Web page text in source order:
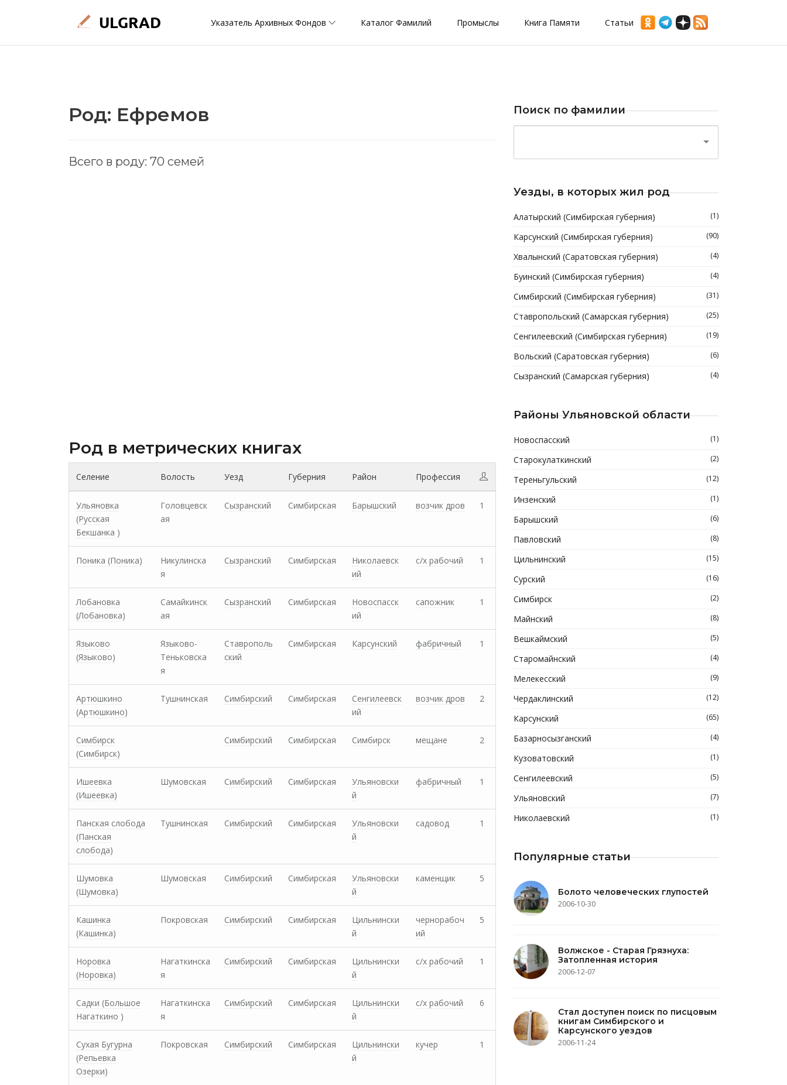
Указатель Архивных Фондов Каталог Фамилий Промыслы Книга Памяти Статьи
Род: Ефремов
Всего в роду: 70 семей
Род в метрических книгах
Селение Волость Уезд Губерния Район Профессия
Ульяновка
(Русская
Бекшанка )
Головцевск
ая
Сызранский Симбирская Барышский возчик дров 1
Поника (Поника)
Никулинска
я
Сызранский Симбирская
Николаевск
ий
с/х рабочий 1
Лобановка
(Лобановка)
Самайкинск
ая
Сызранский Симбирская
Новоспасск
ий
сапожник 1
Языково
(Языково)
Языково-
Теньковска
я
Ставрополь
ский
Симбирская Карсунский фабричный 1
Артюшкино
(Артюшкино)
Тушнинская Симбирский Симбирская
Сенгилеевск
ий
возчик дров 2
Симбирск
(Симбирск)
Симбирский Симбирская Симбирск мещане 2
Ишеевка
(Ишеевка)
Шумовская Симбирский Симбирская
Ульяновски
й
фабричный 1
Панская слобода
(Панская
слобода)
Тушнинская Симбирский Симбирская
Ульяновски
й
садовод 1
Шумовка
(Шумовка)
Шумовская Симбирский Симбирская
Ульяновски
й
каменщик 5
Кашинка
(Кашинка)
Покровская Симбирский Симбирская
Цильнински
й
чернорабоч
ий
5
Норовка
(Норовка)
Нагаткинска
я
Симбирский Симбирская
Цильнински
й
с/х рабочий 1
Садки (Большое
Нагаткино )
Нагаткинска
я
Симбирский Симбирская
Цильнински
й
с/х рабочий 6
Сухая Бугурна
(Репьевка
Озерки)
Покровская Симбирский Симбирская
Цильнински
й
кучер 1
Поиск по фамилии
Уезды, в которых жил род
Алатырский (Симбирская губерния) (1)
Карсунский (Симбирская губерния) (90)
Хвалынский (Саратовская губерния) (4)
Буинский (Симбирская губерния) (4)
Симбирский (Симбирская губерния) (31)
Ставропольский (Самарская губерния) (25)
Сенгилеевский (Симбирская губерния) (19)
Вольский (Саратовская губерния) (6)
Сызранский (Самарская губерния) (4)
Районы Ульяновской области
Новоспасский (1)
Старокулаткинский (2)
Тереньгульский (12)
Инзенский (1)
Барышский (6)
Павловский (8)
Цильнинский (15)
Сурский (16)
Симбирск (2)
Майнский (8)
Вешкаймский (5)
Старомайнский (4)
Мелекесский (9)
Чердаклинский (12)
Карсунский (65)
Базарносызганский (4)
Кузоватовский (1)
Сенгилеевский (5)
Ульяновский (7)
Николаевский (1)
Популярные статьи
Болото человеческих глупостей
2006-10-30
Волжское - Старая Грязнуха:
Затопленная история
2006-12-07
Стал доступен поиск по писцовым
книгам Симбирского и
Карсунского уездов
2006-11-24